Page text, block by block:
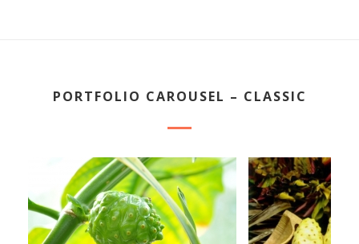
PORTFOLIO CAROUSEL – CLASSIC